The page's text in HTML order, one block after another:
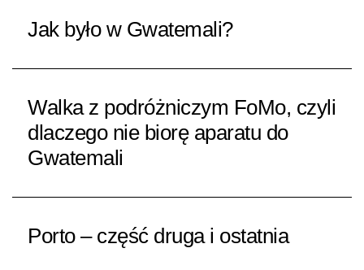
Jak było w Gwatemali?
Walka z podróżniczym FoMo, czyli
dlaczego nie biorę aparatu do
Gwatemali
Porto – część druga i ostatnia